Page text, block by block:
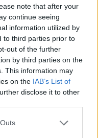
note that after your
continue seeing
information utilized by
to third parties prior to
out of the further
by third parties on the
This information may
on the IAB’s List of
disclose it to other
de courant, mais